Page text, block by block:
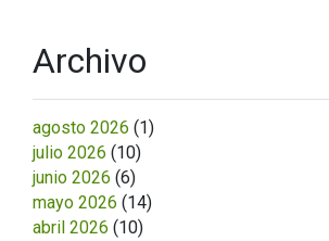
Archivo
agosto 2026 (1)
julio 2026 (10)
junio 2026 (6)
mayo 2026 (14)
abril 2026 (10)